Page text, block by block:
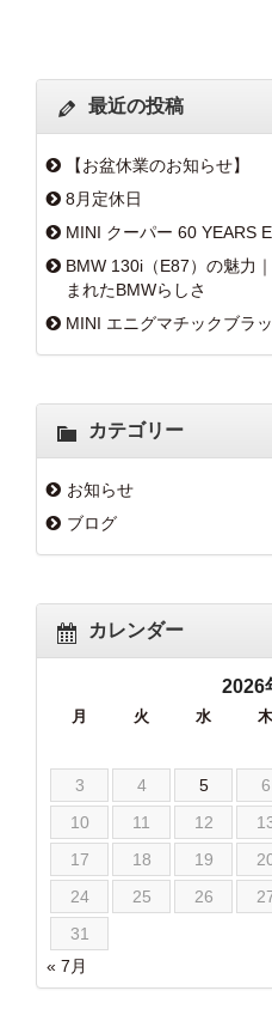
最近の投稿
【お盆休業のお知らせ】
8月定休日
MINI クーパー 60 YEARS
BMW 130i（E87）の魅力
まれたBMWらしさ
MINI エニグマチックブラ
カテゴリー
お知らせ
ブログ
カレンダー
2026
月 火 水 木
3
4 5 6
10
11 12
17
18 19
24
25 26
31
« 7月